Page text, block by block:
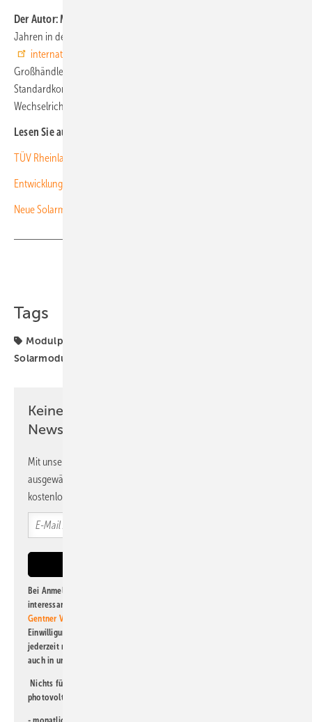
Der Autor: Martin Schachinger
Jahren in der Photovoltaik aktiv. 2004 gründete er die
internationale Online-Handelsplattform PVXchange
Großhändler, Installateure und Servicefirmen neben
Standardkomponenten für Neuinstallationen auch Solarmodule und
Wechselrichter beziehen können, deren Produktion ausgelaufen ist.
Lesen Sie auch:
TÜV Rheinland: Viele Solarmodule leisten weniger als versprochen
Entwicklung der Modulpreise in den zurückliegenden Monaten
Neue Solarmodule (Produkte)
Tags
Modulpreise
Solarmodule
Keine Zeit? Kein Problem mit dem PV
Newsletter!
Mit unserem Newsletter erhalten Sie regelmäßig von uns
ausgewählte Informationen und Neuigkeiten, gebündelt und
kostenlos direkt ins Postfach.
Bei Anmeldung zu diesem Newsletter bin ich damit einverstanden, über
interessante Verlags- und Online-Angebote
Gentner Verlag GmbH & Co. KG
Einwilligung kann ich jederzeit widerrufen und eine Abmeldung ist
jederzeit möglich. Informationen zum Umgang mit Daten finden Sie
auch in unserer
Nichts für Sie dabei? Dann lesen Sie doch einen unserer weiteren
photovoltaik-Newsletter!